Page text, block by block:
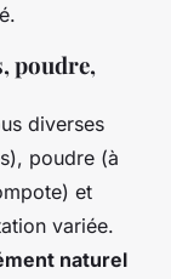
poudre,
diverses
poudre (à
et
variée.
naturel